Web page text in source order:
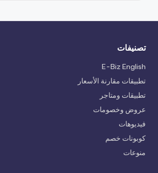
تصنيفات
E-Biz English
تطبيقات مقارنة الأسعار
تطبيقات ومتاجر
عروض وخصومات
فيديوهات
كوبونات خصم
منوعات